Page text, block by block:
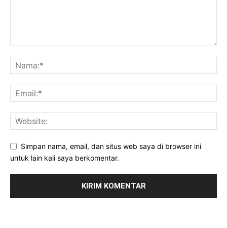
Simpan nama, email, dan situs web saya di browser ini
untuk lain kali saya berkomentar.